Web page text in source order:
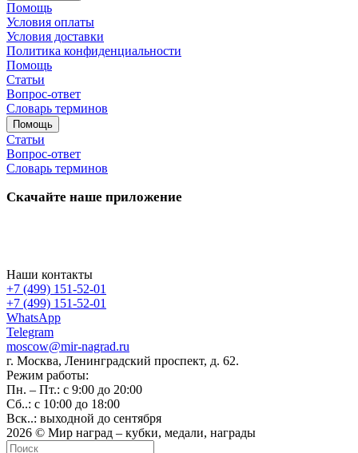
Помощь
Условия оплаты
Условия доставки
Политика конфиденциальности
Помощь
Статьи
Вопрос-ответ
Словарь терминов
Помощь
Статьи
Вопрос-ответ
Словарь терминов
Скачайте наше приложение
Наши контакты
+7 (499) 151-52-01
+7 (499) 151-52-01
WhatsApp
Telegram
moscow@mir-nagrad.ru
г. Москва, Ленинградский проспект, д. 62.
Режим работы:
Пн. – Пт.: с 9:00 до 20:00
Сб..: с 10:00 до 18:00
Вск..: выходной до сентября
2026 © Мир наград – кубки, медали, награды